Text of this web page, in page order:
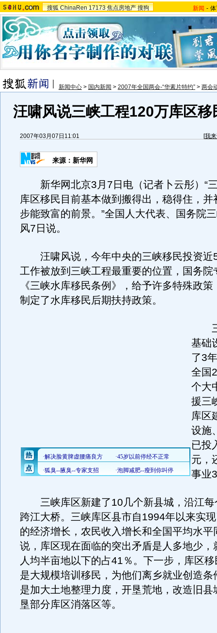
搜狐 ChinaRen 17173 焦点房地产 搜狗 新闻 -
新闻中心 > 国内新闻 > 2007年全国两会-“华素片特约” > 两会
汪啸风说三峡工程120万库区移
2007年03月07日11:01 [我
来源：新华网
新华网北京3月7日电（记者卜云彤）“
库区移民目前基本做到搬得出，稳得住，并
步能致富的前景。”全国人大代表、国务院
风7日说。
汪啸风说，今年中央的三峡移民投资近
工作被放到三峡工程最重要的位置，国务院
《三峡水库移民条例》，给予许多特殊政
制定了水库移民后期扶持政策。
三
基础
了3
全国
个大
援三
库区
设施
已投
元，
事业
三峡库区新建了10几个新县城，沿江每
跨江大桥。三峡库区县市自1994年以来实
的经济增长，农民收入增长和全国平均水平
说，库区现在面临的突出矛盾是人多地少，
人均半亩地以下的占41％。下一步，库区
是大规模培训移民，为他们离乡就业创造条
是加大土地整理力度，开垦荒地，改造旧县
垦部分库区消落区等。